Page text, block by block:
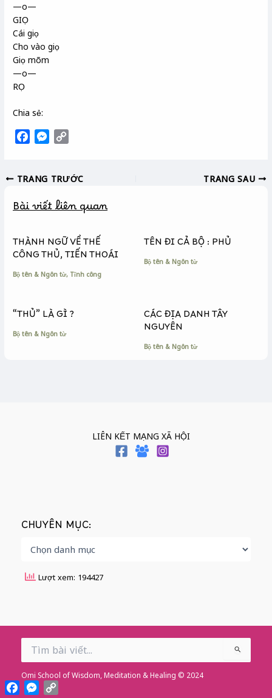
—o—
GIỌ
Cái giọ
Cho vào giọ
Giọ mõm
—o—
RỌ
Chia sẻ:
e
o
k
M
s
n
e
r
y
i
k
TRANG TRƯỚC TRANG SAU
Bài viết liên quan
THÀNH NGỮ VỀ THẾ
CÔNG THỦ, TIẾN THOÁI
Bộ tên & Ngôn từ, Tĩnh công
TÊN ĐI CẢ BỘ : PHỦ
Bộ tên & Ngôn từ
“THỦ” LÀ GÌ ?
Bộ tên & Ngôn từ
CÁC ĐỊA DANH TÂY
NGUYÊN
Bộ tên & Ngôn từ
LIÊN KẾT MẠNG XÃ HỘI
CHUYÊN MỤC:
Lượt xem: 194427
Search
for:
Omi School of Wisdom, Meditation & Healing © 2024
FacebookMessenger